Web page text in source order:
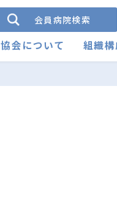
会員病院検索
協会について 組織構